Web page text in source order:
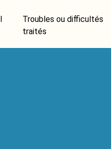
Troubles ou difficultés
traités